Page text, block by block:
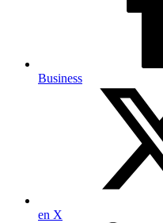
Business
en X